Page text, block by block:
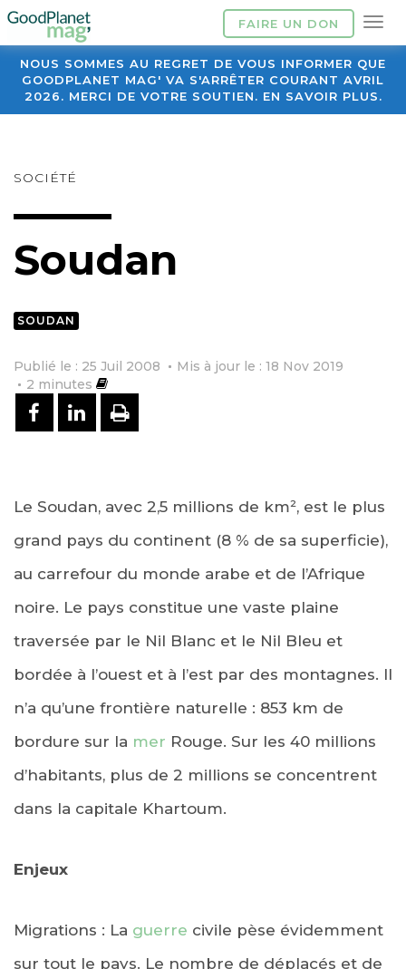
FAIRE UN DON
NOUS SOMMES AU REGRET DE VOUS INFORMER QUE
GOODPLANET MAG' VA S'ARRÊTER COURANT AVRIL
2026. MERCI DE VOTRE SOUTIEN. EN SAVOIR PLUS.
SOCIÉTÉ
Soudan
SOUDAN
Publié le : 25 Juil 2008
Mis à jour le : 18 Nov 2019
2 minutes
PARTAGER SUR FACEBOOK
PARTAGER SUR LINKEDIN
IMPRIMER
Le Soudan, avec 2,5 millions de km², est le plus
grand pays du continent (8 % de sa superficie),
au carrefour du monde arabe et de l’Afrique
noire. Le pays constitue une vaste plaine
traversée par le Nil Blanc et le Nil Bleu et
bordée à l’ouest et à l’est par des montagnes. Il
n’a qu’une frontière naturelle : 853 km de
bordure sur la mer Rouge. Sur les 40 millions
d’habitants, plus de 2 millions se concentrent
dans la capitale Khartoum.
Enjeux
Migrations : La guerre civile pèse évidemment
sur tout le pays. Le nombre de déplacés et de